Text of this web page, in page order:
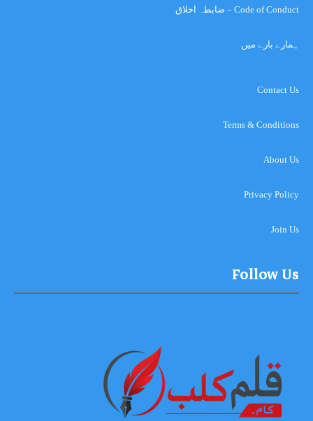
Code of Conduct – ضابطہ اخلاق
ہمارے بارے میں
Contact Us
Terms & Conditions
About Us
Privacy Policy
Join Us
Follow Us